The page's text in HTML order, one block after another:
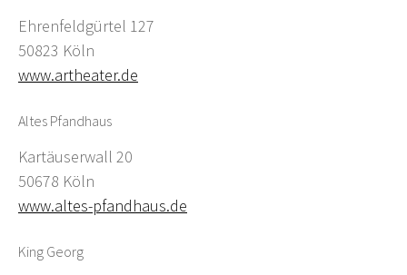
Ehrenfeldgürtel 127
50823 Köln
www.artheater.de
Altes Pfandhaus
Kartäuserwall 20
50678 Köln
www.altes-pfandhaus.de
King Georg